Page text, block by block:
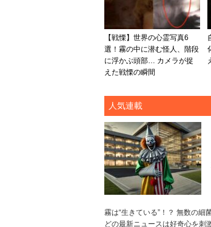
【戦慄】世界の心霊写真6
選！霧の中に潜む怪人、階段
に浮かぶ頭部… カメラが捉
えた戦慄の瞬間
人気連載
霧は“生きている”！？ 無数の細
どの最新ニュースは好奇心を刺